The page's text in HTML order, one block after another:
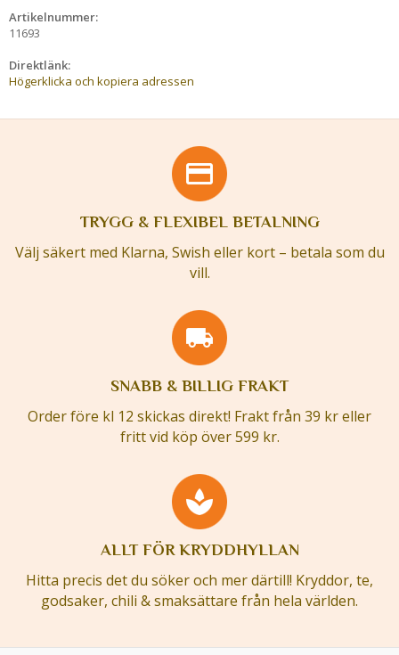
Artikelnummer:
11693
Direktlänk:
Högerklicka och kopiera adressen
TRYGG & FLEXIBEL BETALNING
Välj säkert med Klarna, Swish eller kort – betala som du
vill.
SNABB & BILLIG FRAKT
Order före kl 12 skickas direkt! Frakt från 39 kr eller
fritt vid köp över 599 kr.
ALLT FÖR KRYDDHYLLAN
Hitta precis det du söker och mer därtill! Kryddor, te,
godsaker, chili & smaksättare från hela världen.